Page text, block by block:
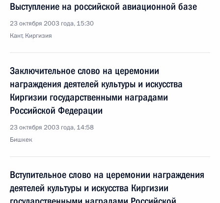
Выступление на российской авиационной базе
23 октября 2003 года, 15:30
Кант, Киргизия
Заключительное слово на церемонии
награждения деятелей культуры и искусства
Киргизии государственными наградами
Российской Федерации
23 октября 2003 года, 14:58
Бишкек
Вступительное слово на церемонии награждения
деятелей культуры и искусства Киргизии